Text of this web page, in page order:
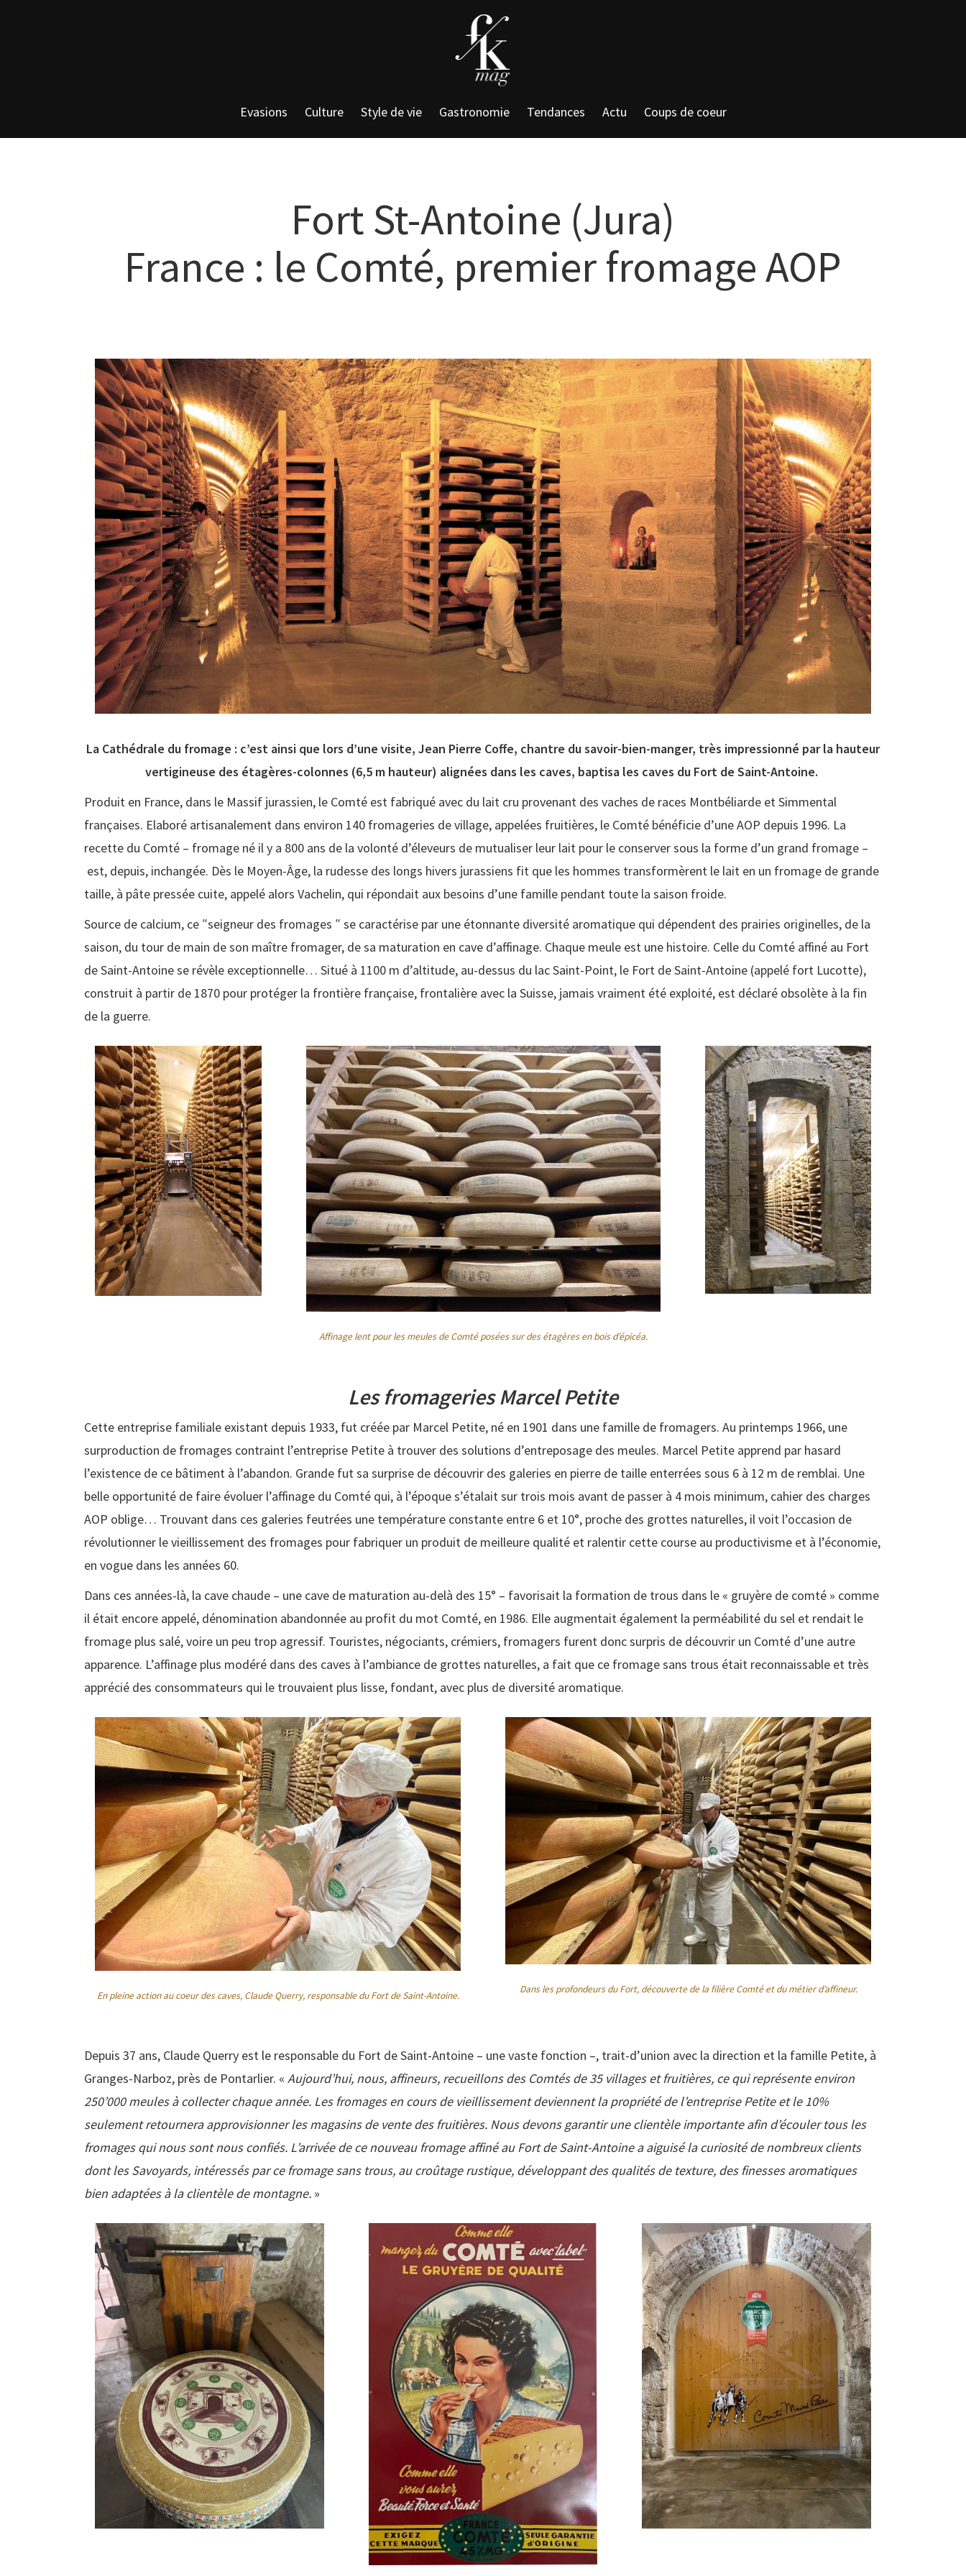
Evasions Culture Style de vie Gastronomie Tendances Actu Coups de coeur
Fort St-Antoine (Jura)
France : le Comté, premier fromage AOP
La Cathédrale du fromage : c’est ainsi que lors d’une visite, Jean Pierre Coffe, chantre du savoir-bien-manger, très impressionné par la hauteur
vertigineuse des étagères-colonnes (6,5 m hauteur) alignées dans les caves, baptisa les caves du Fort de Saint-Antoine.
Produit en France, dans le Massif jurassien, le Comté est fabriqué avec du lait cru provenant des vaches de races Montbéliarde et Simmental
françaises. Elaboré artisanalement dans environ 140 fromageries de village, appelées fruitières, le Comté bénéficie d’une AOP depuis 1996. La
recette du Comté – fromage né il y a 800 ans de la volonté d’éleveurs de mutualiser leur lait pour le conserver sous la forme d’un grand fromage –
est, depuis, inchangée. Dès le Moyen-Âge, la rudesse des longs hivers jurassiens fit que les hommes transformèrent le lait en un fromage de grande
taille, à pâte pressée cuite, appelé alors Vachelin, qui répondait aux besoins d’une famille pendant toute la saison froide.
Source de calcium, ce ″seigneur des fromages ″ se caractérise par une étonnante diversité aromatique qui dépendent des prairies originelles, de la
saison, du tour de main de son maître fromager, de sa maturation en cave d’affinage. Chaque meule est une histoire. Celle du Comté affiné au Fort
de Saint-Antoine se révèle exceptionnelle… Situé à 1100 m d’altitude, au-dessus du lac Saint-Point, le Fort de Saint-Antoine (appelé fort Lucotte),
construit à partir de 1870 pour protéger la frontière française, frontalière avec la Suisse, jamais vraiment été exploité, est déclaré obsolète à la fin
de la guerre.
Affinage lent pour les meules de Comté posées sur des étagères en bois d’épicéa.
Les fromageries Marcel Petite
Cette entreprise familiale existant depuis 1933, fut créée par Marcel Petite, né en 1901 dans une famille de fromagers. Au printemps 1966, une
surproduction de fromages contraint l’entreprise Petite à trouver des solutions d’entreposage des meules. Marcel Petite apprend par hasard
l’existence de ce bâtiment à l’abandon. Grande fut sa surprise de découvrir des galeries en pierre de taille enterrées sous 6 à 12 m de remblai. Une
belle opportunité de faire évoluer l’affinage du Comté qui, à l’époque s’étalait sur trois mois avant de passer à 4 mois minimum, cahier des charges
AOP oblige… Trouvant dans ces galeries feutrées une température constante entre 6 et 10°, proche des grottes naturelles, il voit l’occasion de
révolutionner le vieillissement des fromages pour fabriquer un produit de meilleure qualité et ralentir cette course au productivisme et à l’économie,
en vogue dans les années 60.
Dans ces années-là, la cave chaude – une cave de maturation au-delà des 15° – favorisait la formation de trous dans le « gruyère de comté » comme
il était encore appelé, dénomination abandonnée au profit du mot Comté, en 1986. Elle augmentait également la perméabilité du sel et rendait le
fromage plus salé, voire un peu trop agressif. Touristes, négociants, crémiers, fromagers furent donc surpris de découvrir un Comté d’une autre
apparence. L’affinage plus modéré dans des caves à l’ambiance de grottes naturelles, a fait que ce fromage sans trous était reconnaissable et très
apprécié des consommateurs qui le trouvaient plus lisse, fondant, avec plus de diversité aromatique.
En pleine action au coeur des caves, Claude Querry, responsable du Fort de Saint-Antoine.
Dans les profondeurs du Fort, découverte de la filière Comté et du métier d’affineur.
Depuis 37 ans, Claude Querry est le responsable du Fort de Saint-Antoine ­– une vaste fonction ­–, trait-d’union avec la direction et la famille Petite, à
Granges-Narboz, près de Pontarlier. « Aujourd’hui, nous, affineurs, recueillons des Comtés de 35 villages et fruitières, ce qui représente environ
250’000 meules à collecter chaque année. Les fromages en cours de vieillissement deviennent la propriété de l’entreprise Petite et le 10%
seulement retournera approvisionner les magasins de vente des fruitières. Nous devons garantir une clientèle importante afin d’écouler tous les
fromages qui nous sont nous confiés. L’arrivée de ce nouveau fromage affiné au Fort de Saint-Antoine a aiguisé la curiosité de nombreux clients
dont les Savoyards, intéressés par ce fromage sans trous, au croûtage rustique, développant des qualités de texture, des finesses aromatiques
bien adaptées à la clientèle de montagne. »